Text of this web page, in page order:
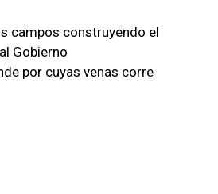
campos construyendo el
Gobierno
por cuyas venas corre